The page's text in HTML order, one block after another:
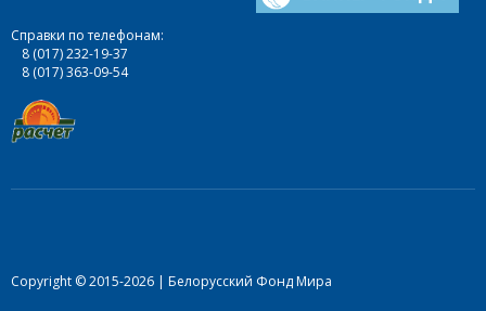
Справки по телефонам:
8 (017) 232-19-37
8 (017) 363-09-54
Copyright © 2015-2026 | Белорусский Фонд Мира